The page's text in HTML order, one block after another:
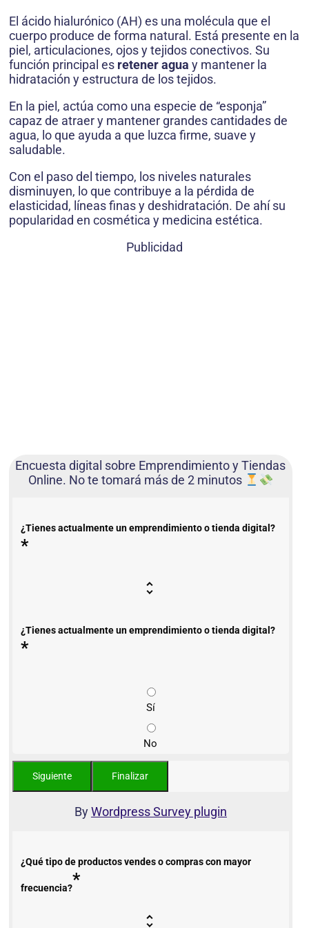
El ácido hialurónico (AH) es una molécula que el
cuerpo produce de forma natural. Está presente en la
piel, articulaciones, ojos y tejidos conectivos. Su
función principal es retener agua y mantener la
hidratación y estructura de los tejidos.
En la piel, actúa como una especie de “esponja”
capaz de atraer y mantener grandes cantidades de
agua, lo que ayuda a que luzca firme, suave y
saludable.
Con el paso del tiempo, los niveles naturales
disminuyen, lo que contribuye a la pérdida de
elasticidad, líneas finas y deshidratación. De ahí su
popularidad en cosmética y medicina estética.
Publicidad
Encuesta digital sobre Emprendimiento y Tiendas
Online. No te tomará más de 2 minutos
¿Tienes actualmente un emprendimiento o tienda digital?
*
¿Tienes actualmente un emprendimiento o tienda digital?
*
Sí
No
ByWordpress Survey plugin
¿Qué tipo de productos vendes o compras con mayor
frecuencia?*